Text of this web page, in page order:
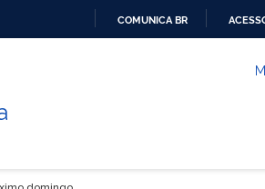
COMUNICA BR